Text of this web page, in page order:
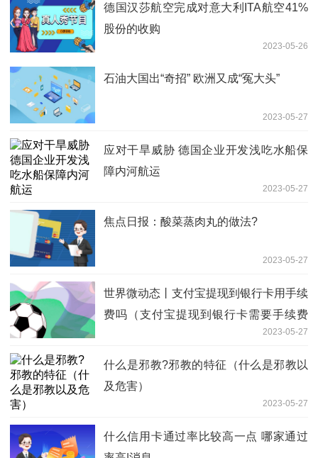
德国汉莎航空完成对意大利ITA航空41%
股份的收购
2023-05-26
石油大国出“奇招” 欧洲又成“冤大头”
2023-05-27
应对干旱威胁 德国企业开发浅吃水船保
障内河航运
2023-05-27
焦点日报：酸菜蒸肉丸的做法?
2023-05-27
世界微动态丨支付宝提现到银行卡用手续
费吗（支付宝提现到银行卡需要手续费
2023-05-27
什么是邪教?邪教的特征（什么是邪教以
及危害）
2023-05-27
什么信用卡通过率比较高一点 哪家通过